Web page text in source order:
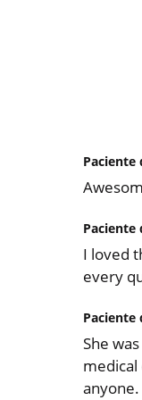
Paciente
Paciente
I loved
every
Paciente
She
anyone.